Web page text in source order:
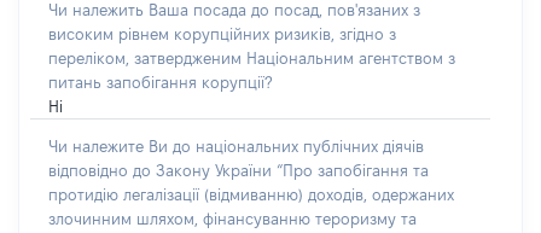
Чи належить Ваша посада до посад, пов'язаних з
високим рівнем корупційних ризиків, згідно з
переліком, затвердженим Національним агентством з
питань запобігання корупції?
Ні
Чи належите Ви до національних публічних діячів
відповідно до Закону України “Про запобігання та
протидію легалізації (відмиванню) доходів, одержаних
злочинним шляхом, фінансуванню тероризму та